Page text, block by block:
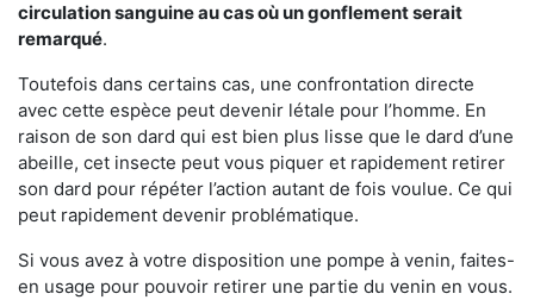
circulation sanguine au cas où un gonflement serait
remarqué.
Toutefois dans certains cas, une confrontation directe
avec cette espèce peut devenir létale pour l’homme. En
raison de son dard qui est bien plus lisse que le dard d’une
abeille, cet insecte peut vous piquer et rapidement retirer
son dard pour répéter l’action autant de fois voulue. Ce qui
peut rapidement devenir problématique.
Si vous avez à votre disposition une pompe à venin, faites-
en usage pour pouvoir retirer une partie du venin en vous.